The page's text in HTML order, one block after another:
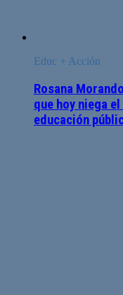
Educ + Acción
Rosana
que hoy niega
educación